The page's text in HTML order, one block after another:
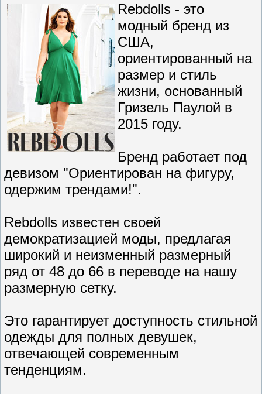
Rebdolls - это
модный бренд из
США,
ориентированный на
размер и стиль
жизни, основанный
Гризель Паулой в
2015 году.
Бренд работает под
девизом "Ориентирован на фигуру,
одержим трендами!".
Rebdolls известен своей
демократизацией моды, предлагая
широкий и неизменный размерный
ряд от 48 до 66 в переводе на нашу
размерную сетку.
Это гарантирует доступность стильной
одежды для полных девушек,
отвечающей современным
тенденциям.